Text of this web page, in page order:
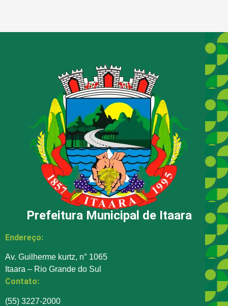
Prefeitura Municipal de Itaara
Endereço:
Av. Guilherme kurtz, n° 1065
Itaara – Rio Grande do Sul
Contato:
(55) 3227-2000